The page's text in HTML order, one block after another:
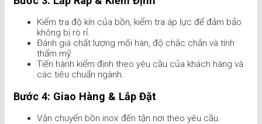
Kiểm tra độ kín của bồn, kiểm tra áp lực để đảm bảo
không bị rò rỉ.
Đánh giá chất lượng mối hàn, độ chắc chắn và tính
thẩm mỹ.
Tiến hành kiểm định theo yêu cầu của khách hàng và
các tiêu chuẩn ngành.
Bước 4: Giao Hàng & Lắp Đặt
Vận chuyển bồn inox đến tận nơi theo yêu cầu.